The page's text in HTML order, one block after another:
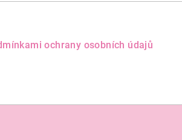
ochrany osobních údajů